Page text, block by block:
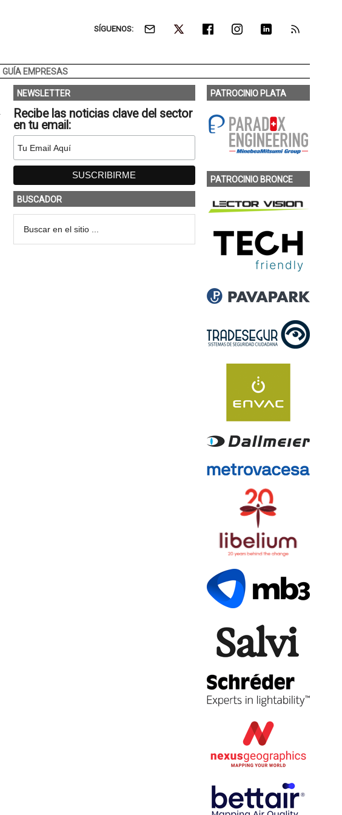
SÍGUENOS:
GUÍA EMPRESAS
NEWSLETTER
Recibe las noticias clave del sector
en tu email:
BUSCADOR
PATROCINIO PLATA
PATROCINIO BRONCE